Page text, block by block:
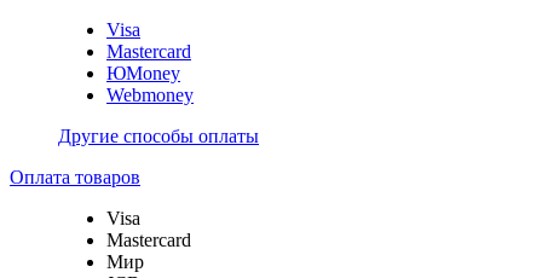
Visa
Mastercard
ЮMoney
Webmoney
Другие способы оплаты
Оплата товаров
Visa
Mastercard
Мир